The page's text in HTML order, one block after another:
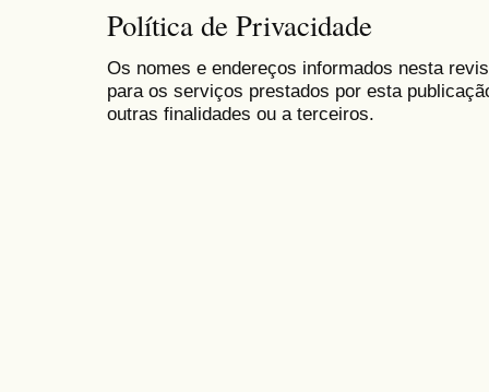
Política de Privacidade
Os nomes e endereços informados nesta
para os serviços prestados por esta
outras finalidades ou a terceiros.